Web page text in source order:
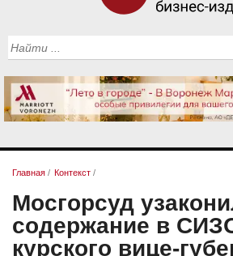
Главная / Контекст /
Мосгорсуд
содержание в
курского вице-